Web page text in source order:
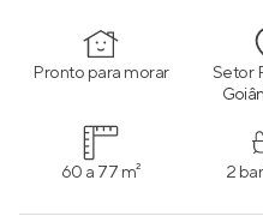
Pronto para morar Setor
60 a 77 m² 2